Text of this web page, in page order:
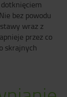
bez powodu
wraz z
przez co
skrajnych